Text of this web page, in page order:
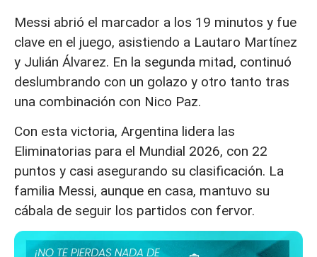
Messi abrió el marcador a los 19 minutos y fue
clave en el juego, asistiendo a Lautaro Martínez
y Julián Álvarez. En la segunda mitad, continuó
deslumbrando con un golazo y otro tanto tras
una combinación con Nico Paz.
Con esta victoria, Argentina lidera las
Eliminatorias para el Mundial 2026, con 22
puntos y casi asegurando su clasificación. La
familia Messi, aunque en casa, mantuvo su
cábala de seguir los partidos con fervor.